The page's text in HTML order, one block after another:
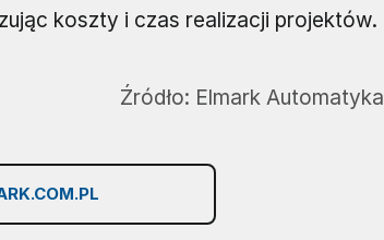
koszty i czas realizacji projektów.
Źródło: Elmark Automatyka